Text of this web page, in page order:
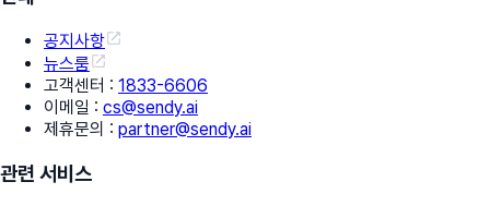
공지사항
뉴스룸
고객센터 : 1833-6606
이메일 : cs@sendy.ai
제휴문의 : partner@sendy.ai
관련 서비스